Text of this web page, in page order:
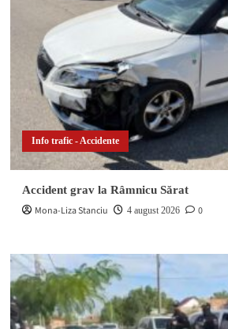
Info trafic - Accidente
Accident grav la Râmnicu Sărat
Mona-Liza Stanciu 4 august 2026 0